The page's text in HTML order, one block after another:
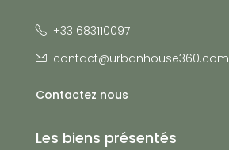
+33 683110097
contact@urbanhouse360.com
Contactez nous
Les biens présentés